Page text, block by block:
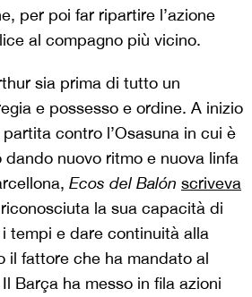
per poi far ripartire l’azione
al compagno più vicino.
sia prima di tutto un
e possesso e ordine. A inizio
contro l’Osasuna in cui è
dando nuovo ritmo e nuova linfa
Ecos del Balón scriveva
la sua capacità di
tempi e dare continuità alla
il fattore che ha mandato al
Barça ha messo in fila azioni